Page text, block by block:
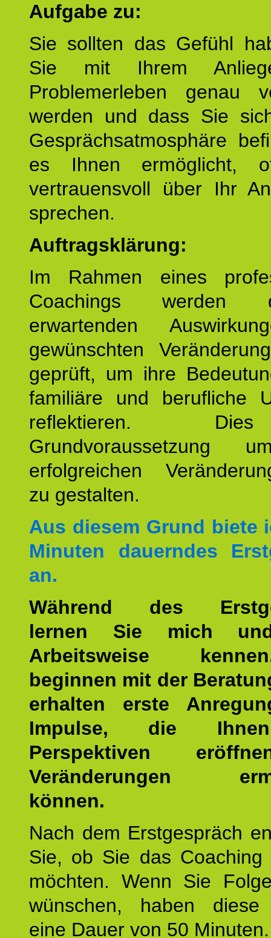
Aufgabe zu:
Sie sollten das Gefühl
Sie mit Ihrem
Problemerleben genau
werden und dass Sie
Gesprächsatmosphäre
es Ihnen ermöglicht,
vertrauensvoll über Ihr
sprechen.
Auftragsklärung:
Im Rahmen eines
Coachings
erwartenden
gewünschten
geprüft, um ihre
familiäre und berufliche
reflektieren.
Grundvoraussetzung
erfolgreichen
zu gestalten.
Aus diesem Grund biete
Minuten dauerndes
an.
Während des
lernen Sie mich
Arbeitsweise
beginnen mit der
erhalten erste
Impulse, die
Perspektiven
Veränderungen
können.
Nach dem Erstgespräch
Sie, ob Sie das Coaching
möchten. Wenn Sie
wünschen, haben diese
eine Dauer von 50 Minuten.